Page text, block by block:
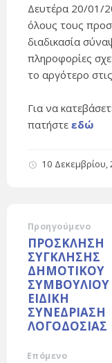
Δευτέρα 20/01/
όλους τους
διαδικασία
πληροφορίες
το αργότερο
Για να
πατήστε εδώ
10 Δεκεμβρίου,
Προηγούμενο
ΠΡΟΣΚΛΗΣΗ
ΣΥΓΚΛΗΣΗΣ
ΔΗΜΟΤΙΚΟΥ
ΣΥΜΒΟΥΛΙΟΥ
ΕΙΔΙΚΗ
ΣΥΝΕΔΡΙΑΣΗ
ΛΟΓΟΔΟΣΙΑΣ
Επόμενο